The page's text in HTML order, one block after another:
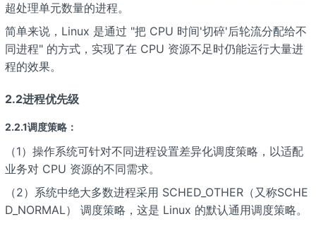
超处理单元数量的进程。
简单来说，Linux 是通过 "把 CPU 时间'切碎'后轮流分配给不
同进程" 的方式，实现了在 CPU 资源不足时仍能运行大量进
程的效果。
2.2进程优先级
2.2.1调度策略：
（1）操作系统可针对不同进程设置差异化调度策略，以适配
业务对 CPU 资源的不同需求。
（2）系统中绝大多数进程采用 SCHED_OTHER（又称SCHE
D_NORMAL） 调度策略，这是 Linux 的默认通用调度策略。